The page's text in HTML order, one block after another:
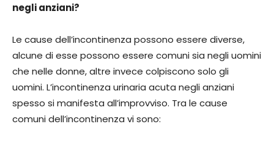
negli anziani?
Le cause dell’incontinenza possono essere diverse,
alcune di esse possono essere comuni sia negli uomini
che nelle donne, altre invece colpiscono solo gli
uomini. L’incontinenza urinaria acuta negli anziani
spesso si manifesta all’improvviso. Tra le cause
comuni dell’incontinenza vi sono: